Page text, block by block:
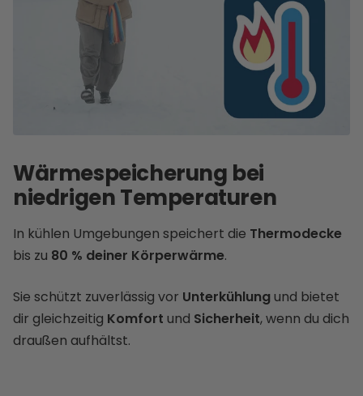
Wärmespeicherung bei
niedrigen Temperaturen
In kühlen Umgebungen speichert die Thermodecke
bis zu 80 % deiner Körperwärme.
Sie schützt zuverlässig vor Unterkühlungund bietet
dir gleichzeitig Komfort und Sicherheit, wenn du dich
draußen aufhältst.